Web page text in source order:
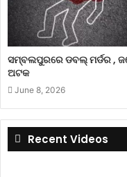
ସମ୍ବଲପୁରରେ ଡବଲ୍ ମର୍ଡର ,
ଅଟକ
June 8, 2026
Recent Videos